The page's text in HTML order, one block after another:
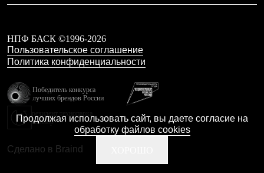
Перчатки
Рукавицы
Носки
Брелки
Ремни
Опушки
Уход за одеждой
В Арктику
НПФ БАСК ©1996-2026
Пользовательское соглашение
Политика конфиденциальности
Победитель конкурса
лучших брендов России
Калибр
Сделано в Braind
Продолжая использовать сайт, вы даете согласие на
обработку файлов cookies